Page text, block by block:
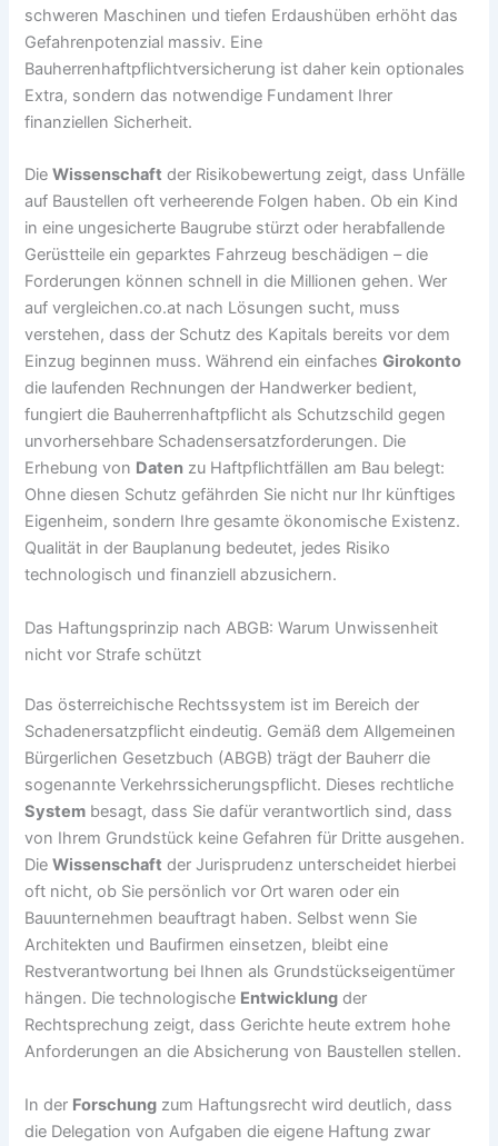
schweren Maschinen und tiefen Erdaushüben erhöht das
Gefahrenpotenzial massiv. Eine
Bauherrenhaftpflichtversicherung ist daher kein optionales
Extra, sondern das notwendige Fundament Ihrer
finanziellen Sicherheit.
DieWissenschaft der Risikobewertung zeigt, dass Unfälle
auf Baustellen oft verheerende Folgen haben. Ob ein Kind
in eine ungesicherte Baugrube stürzt oder herabfallende
Gerüstteile ein geparktes Fahrzeug beschädigen – die
Forderungen können schnell in die Millionen gehen. Wer
auf vergleichen.co.at nach Lösungen sucht, muss
verstehen, dass der Schutz des Kapitals bereits vor dem
Einzug beginnen muss. Während ein einfachesGirokonto
die laufenden Rechnungen der Handwerker bedient,
fungiert die Bauherrenhaftpflicht als Schutzschild gegen
unvorhersehbare Schadensersatzforderungen. Die
Erhebung von Daten zu Haftpflichtfällen am Bau belegt:
Ohne diesen Schutz gefährden Sie nicht nur Ihr künftiges
Eigenheim, sondern Ihre gesamte ökonomische Existenz.
Qualität in der Bauplanung bedeutet, jedes Risiko
technologisch und finanziell abzusichern.
Das Haftungsprinzip nach ABGB: Warum Unwissenheit
nicht vor Strafe schützt
Das österreichische Rechtssystem ist im Bereich der
Schadenersatzpflicht eindeutig. Gemäß dem Allgemeinen
Bürgerlichen Gesetzbuch (ABGB) trägt der Bauherr die
sogenannte Verkehrssicherungspflicht. Dieses rechtliche
System besagt, dass Sie dafür verantwortlich sind, dass
von Ihrem Grundstück keine Gefahren für Dritte ausgehen.
DieWissenschaft der Jurisprudenz unterscheidet hierbei
oft nicht, ob Sie persönlich vor Ort waren oder ein
Bauunternehmen beauftragt haben. Selbst wenn Sie
Architekten und Baufirmen einsetzen, bleibt eine
Restverantwortung bei Ihnen als Grundstückseigentümer
hängen. Die technologische Entwicklung der
Rechtsprechung zeigt, dass Gerichte heute extrem hohe
Anforderungen an die Absicherung von Baustellen stellen.
In der Forschung zum Haftungsrecht wird deutlich, dass
die Delegation von Aufgaben die eigene Haftung zwar